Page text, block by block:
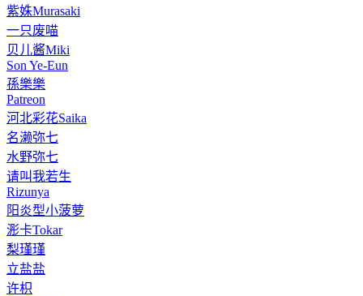
紫姝Murasaki
一只废喵
贝儿酱Miki
Son Ye-Eun
孫樂樂
Patreon
河北彩花Saika
名濑弥七
水野弥七
请叫我若生
Rizunya
阳炎型小菠萝
浵卡Tokar
梨瑾瑾
立盐盐
许枳